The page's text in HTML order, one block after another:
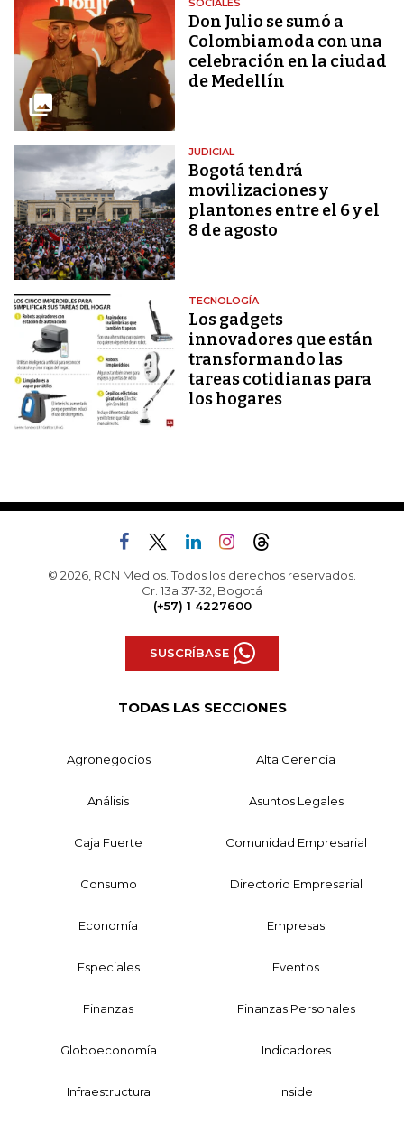
SOCIALES
Don Julio se sumó a
Colombiamoda con una
celebración en la ciudad
de Medellín
JUDICIAL
Bogotá tendrá
movilizaciones y
plantones entre el 6 y el
8 de agosto
TECNOLOGÍA
Los gadgets
innovadores que están
transformando las
tareas cotidianas para
los hogares
© 2026, RCN Medios. Todos los derechos reservados.
Cr. 13a 37-32, Bogotá
(+57) 1 4227600
SUSCRÍBASE
TODAS LAS SECCIONES
Agronegocios Alta Gerencia
Análisis Asuntos Legales
Caja Fuerte Comunidad Empresarial
Consumo Directorio Empresarial
Economía Empresas
Especiales Eventos
Finanzas Finanzas Personales
Globoeconomía Indicadores
Infraestructura Inside